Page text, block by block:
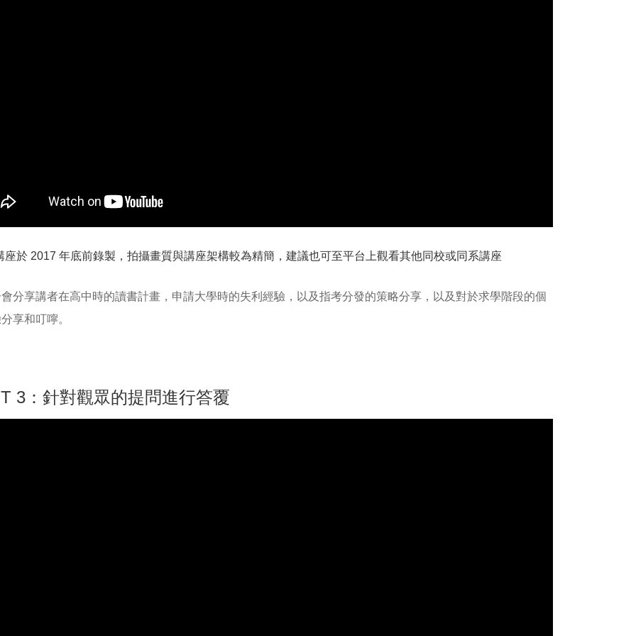
座於 2017 年底前錄製，拍攝畫質與講座架構較為精簡，建議也可至平台上觀看其他同校或同系講座
分享講者在高中時的讀書計畫，申請大學時的失利經驗，以及指考分發的策略分享，以及對於求學階段的個
享和叮嚀。
3：針對觀眾的提問進行答覆